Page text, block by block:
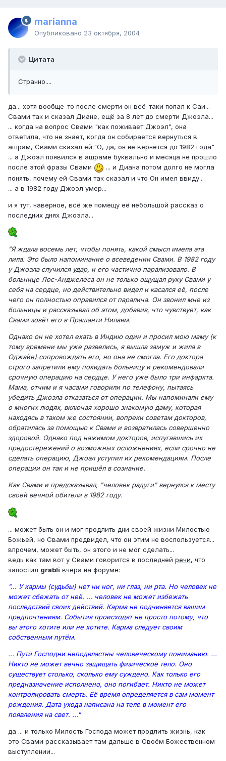
marianna
Опубликовано 23 октября, 2004
Цитата
Странно....
да... хотя вообще-то после смерти он всё-таки попал к Саи...
Свами так и сказал Диане, ещё за 8 лет до смерти Джоэла...
... когда на вопрос Свами "как поживает Джоэл", она
ответила, что не знает, когда он собирается вернуться в
ашрам, Свами сказал ей:"О, да, он не вернётся до 1982 года"
... а Джоэл появился в ашраме буквально и месяца не прошло
после этой фразы Свами
... и Диана потом долго не могла
понять, почему ей Свами так сказал и что Он имел ввиду...
... а в 1982 году Джоэл умер...
и я тут, наверное, всё же помещу её небольшой рассказ о
последних днях Джоэла...
"Я ждала восемь лет, чтобы понять, какой смысл имела эта
лила. Это было напоминание о всеведении Свами. В 1982 году
у Джоэла случился удар, и его частично парализовало. В
больнице Лос-Анджелеса он не только ощущал руку Свами у
себя на сердце, но действительно видел и касался её, после
чего он полностью оправился от паралича. Он звонил мне из
больницы и рассказывал об этом, добавив, что чувствует, как
Свами зовёт его в Прашанти Нилаям.
Однако он не хотел ехать в Индию один и просил мою маму (к
тому времени мы уже развелись, я вышла замуж и жила в
Оджайе) сопровождать его, но она не смогла. Его доктора
строго запретили ему покидать больницу и рекомендовали
срочную операцию на сердце. У него уже было три инфаркта.
Мама, отчим и я часами говорили по телефону, пытаясь
убедить Джоэла отказаться от операции. Мы напоминали ему
о многих людях, включая хорошо знакомую даму, которая
находясь в таком же состоянии, вопреки советам докторов,
обратилась за помощью к Свами и возвратилась совершенно
здоровой. Однако под нажимом докторов, испугавшись их
предостережений о возможных осложнениях, если срочно не
сделать операцию, Джоэл уступил их рекомендациям. После
операции он так и не пришёл в сознание.
Как Свами и предсказывал, "человек радуги" вернулся к месту
своей вечной обители в 1982 году.
... может быть он и мог продлить дни своей жизни Милостью
Божьей, но Свами предвидел, что он этим не воспользуется...
впрочем, может быть, он этого и не мог сделать...
ведь как там вот у Свами говорится в последней речи, что
запостил grabli вчера на форуме:
"... У кармы (судьбы) нет ни ног, ни глаз, ни рта. Но человек не
может сбежать от неё. ... человек не может избежать
последствий своих действий. Карма не подчиняется вашим
предпочтениям. События происходят не просто потому, что
вы этого хотите или не хотите. Карма следует своим
собственным путём.
... Пути Господни неподвластны человеческому пониманию. ...
Никто не может вечно защищать физическое тело. Оно
существует столько, сколько ему суждено. Как только его
предназначение исполнено, оно погибает. Никто не может
контролировать смерть. Её время определяется в сам момент
рождения. Дата ухода написана на теле в момент его
появления на свет. ..."
да ... и только Милость Господа может продлить жизнь, как
это Свами рассказывает там дальше в Своём Божественном
выступлении...